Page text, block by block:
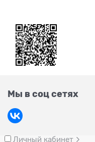
Мы в соц сетях
Личный кабинет